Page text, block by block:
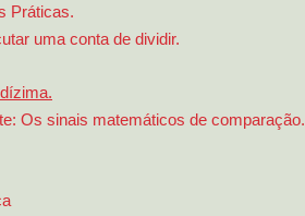
Práticas.
uma conta de dividir.
Os sinais matemáticos de comparação.